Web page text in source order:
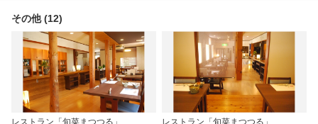
その他 (12)
レストラン「旬菜まつつる」 レストラン「旬菜まつつる」